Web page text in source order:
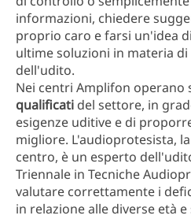
informazioni, chiedere
proprio caro e farsi un'idea
ultime soluzioni in materia
dell'udito.
Nei centri Amplifon operano
qualificati del settore, in
esigenze uditive e di
migliore. L'audioprotesista,
centro, è un esperto
Triennale in Tecniche
valutare correttamente i
in relazione alle diverse età